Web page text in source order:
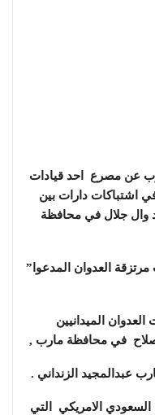
عن مصرع احد قيادات
اشتباكات دارات بين
وال جلال في محافظة
العدوان المدعوا”
الميدانيين
في محافظة مارب ,
عبدالمجيد الزنداني .
الامريكي التي